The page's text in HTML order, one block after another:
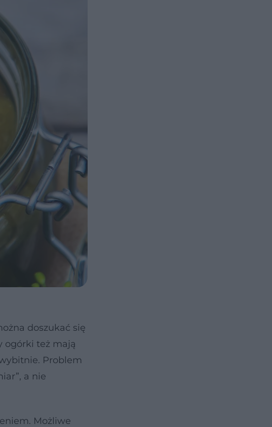
doszukać się
ogórki też mają
Problem
a nie
Możliwe